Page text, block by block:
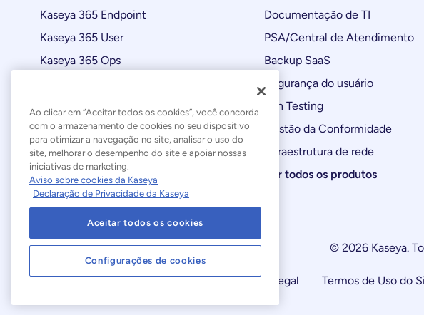
Kaseya 365 Endpoint
Kaseya 365 User
Kaseya 365 Ops
Atualizações de produtos
Documentação de TI
PSA/Central de Atendimento
Backup SaaS
Segurança do usuário
Pen Testing
Gestão da Conformidade
Infraestrutura de rede
Ver todos os produtos
© 2026 Kaseya.
Declaração sobre a Escravidão Moderna Legal Termos de Uso do
Ao clicar em “Aceitar todos os cookies”, você concorda
com o armazenamento de cookies no seu dispositivo
para otimizar a navegação no site, analisar o uso do
site, melhorar o desempenho do site e apoiar nossas
iniciativas de marketing.
Aviso sobre cookies da Kaseya
Declaração de Privacidade da Kaseya
Aceitar todos os cookies
Configurações de cookies